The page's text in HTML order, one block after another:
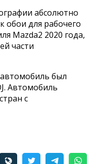
абсолютно
обои для рабочего
Mazda2 2020 года,
части
был
Автомобиль
с